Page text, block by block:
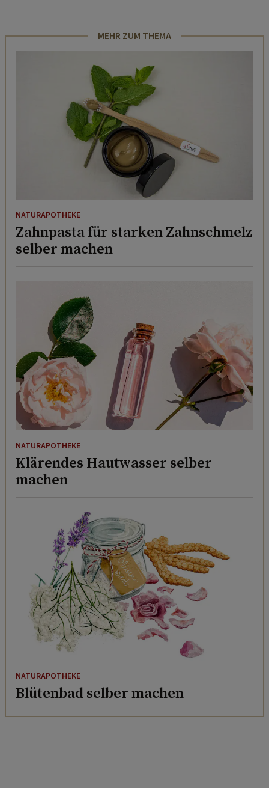
MEHR ZUM THEMA
NATURAPOTHEKE
Zahnpasta für starken Zahnschmelz
selber machen
NATURAPOTHEKE
Klärendes Hautwasser selber
machen
NATURAPOTHEKE
Blütenbad selber machen